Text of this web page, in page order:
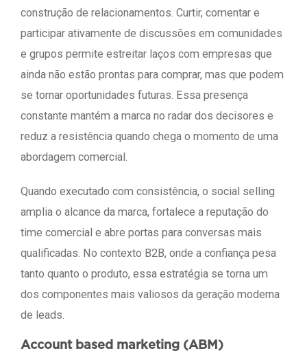
construção de relacionamentos. Curtir, comentar e
participar ativamente de discussões em comunidades
e grupos permite estreitar laços com empresas que
ainda não estão prontas para comprar, mas que podem
se tornar oportunidades futuras. Essa presença
constante mantém a marca no radar dos decisores e
reduz a resistência quando chega o momento de uma
abordagem comercial.
Quando executado com consistência, o social selling
amplia o alcance da marca, fortalece a reputação do
time comercial e abre portas para conversas mais
qualificadas. No contexto B2B, onde a confiança pesa
tanto quanto o produto, essa estratégia se torna um
dos componentes mais valiosos da geração moderna
de leads.
Account based marketing (ABM)